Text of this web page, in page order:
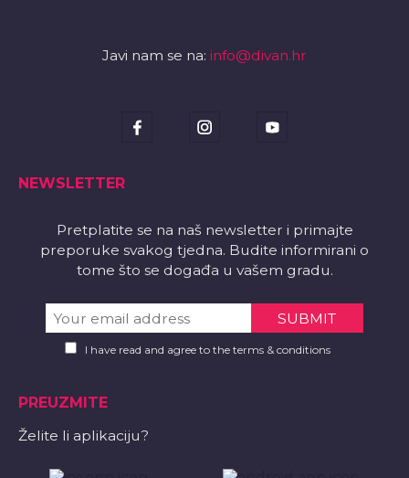
Javi nam se na: info@divan.hr
NEWSLETTER
Pretplatite se na naš newsletter i primajte
preporuke svakog tjedna. Budite informirani o
tome što se događa u vašem gradu.
I have read and agree to the terms & conditions
PREUZMITE
Želite li aplikaciju?